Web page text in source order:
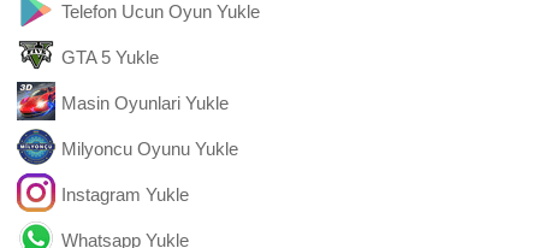
Telefon Ucun Oyun Yukle
GTA 5 Yukle
Masin Oyunlari Yukle
Milyoncu Oyunu Yukle
Instagram Yukle
Whatsapp Yukle